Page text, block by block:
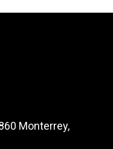
Monterrey,